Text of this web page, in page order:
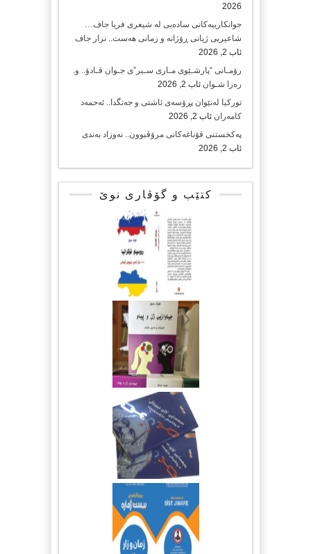
2026
جوانکارییەکانی سادەیی لە شیعری فریا جاف…
شاعیریی ژیانی ڕۆژانە و زمانی هەست.. نزار جاف
ئاب 2, 2026
رۆمـانی “پارشـێوی مـاری سـیر”ی جـوان قـادۆ.. و.
رەزا شـوان ئاب 2, 2026
تورکیا لەنێوان پڕۆسەی ئاشتی و جەنگدا.. ئەحمەد
کامەران ئاب 2, 2026
پەکخستنی قۆناغەکانی مرۆڤبوون.. نەوزاد بەندی
ئاب 2, 2026
کتێب و گۆڤاری نوێ